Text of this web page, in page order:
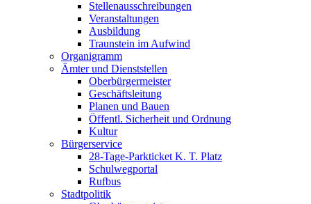
Stellenausschreibungen
Veranstaltungen
Ausbildung
Traunstein im Aufwind
Organigramm
Ämter und Dienststellen
Oberbürgermeister
Geschäftsleitung
Planen und Bauen
Öffentl. Sicherheit und Ordnung
Kultur
Bürgerservice
28-Tage-Parkticket K. T. Platz
Schulwegportal
Rufbus
Stadtpolitik